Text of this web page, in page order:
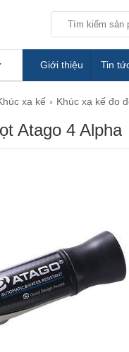
Giới thiệu Tin
xạ kế Khúc xạ kế đo
Atago 4 Alpha